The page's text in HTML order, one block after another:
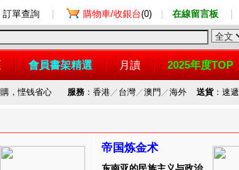
訂單查詢 購物車/收銀台(0) 在線留言板
會員書架精選 月讀 2025年度TOP
，悭钱省心 服務：香港／ 台灣／澳門 ／海外 送貨：速遞
帝国炼金术